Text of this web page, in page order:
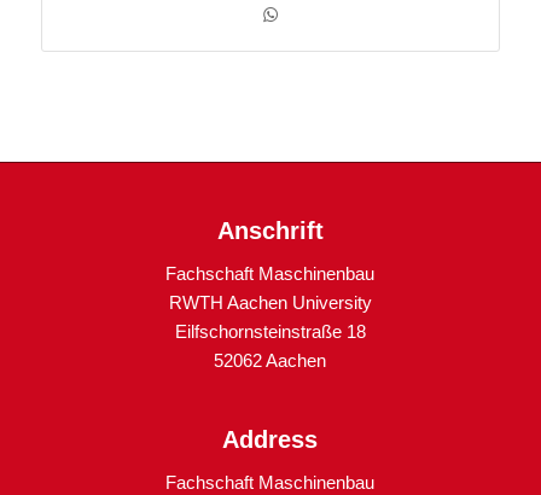
Anschrift
Fachschaft Maschinenbau
RWTH Aachen University
Eilfschornsteinstraße 18
52062 Aachen
Address
Fachschaft Maschinenbau